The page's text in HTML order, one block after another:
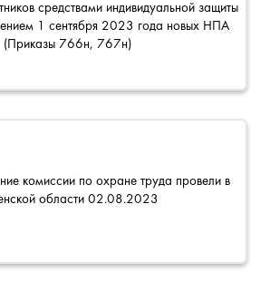
средствами индивидуальной защиты
1 сентября 2023 года новых НПА
(Приказы 766н, 767н)
комиссии по охране труда провели в
области 02.08.2023